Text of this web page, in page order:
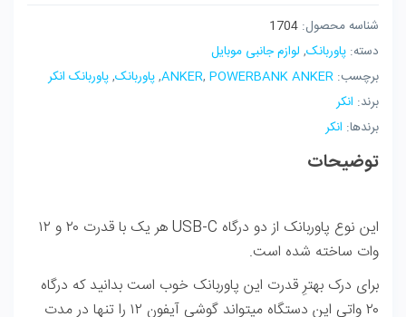
شناسه محصول: 1704
دسته: پاوربانک, لوازم جانبی موبایل
برچسب:
ANKER, POWERBANK ANKER
,پاوربانک,پاوربانک انکر
برند: انکر
برندها: انکر
توضیحات
این نوع پاوربانک از دو درگاه USB-C هر یک با قدرت ۲۰ و ۱۲
وات ساخته شده است.
برای درک بهترِ قدرت این پاوربانک خوب است بدانید که درگاه
۲۰ واتی این دستگاه می­تواند گوشی آیفون ۱۲ را تنها در مدت